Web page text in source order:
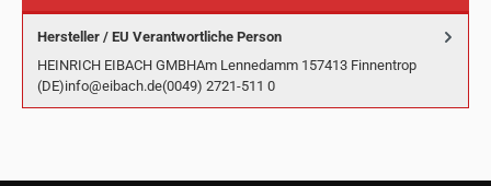
Hersteller / EU Verantwortliche Person
HEINRICH EIBACH GMBHAm Lennedamm 157413 Finnentrop
(DE)info@eibach.de(0049) 2721-511 0